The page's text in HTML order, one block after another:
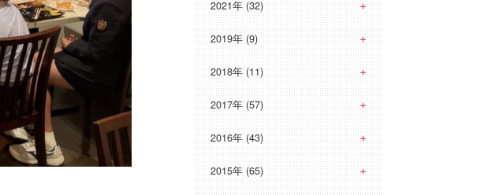
2021年 (32)
2019年 (9)
2018年 (11)
2017年 (57)
2016年 (43)
2015年 (65)